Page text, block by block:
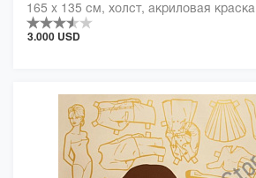
165 x 135 см, холст, акриловая краска
3.000 USD